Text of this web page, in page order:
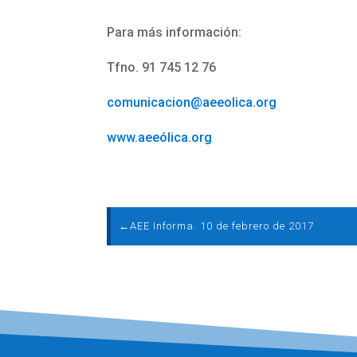
Para más información:
Tfno. 91 745 12 76
comunicacion@aeeolica.org
www.aeeólica.org
←AEE Informa. 10 de febrero de 2017